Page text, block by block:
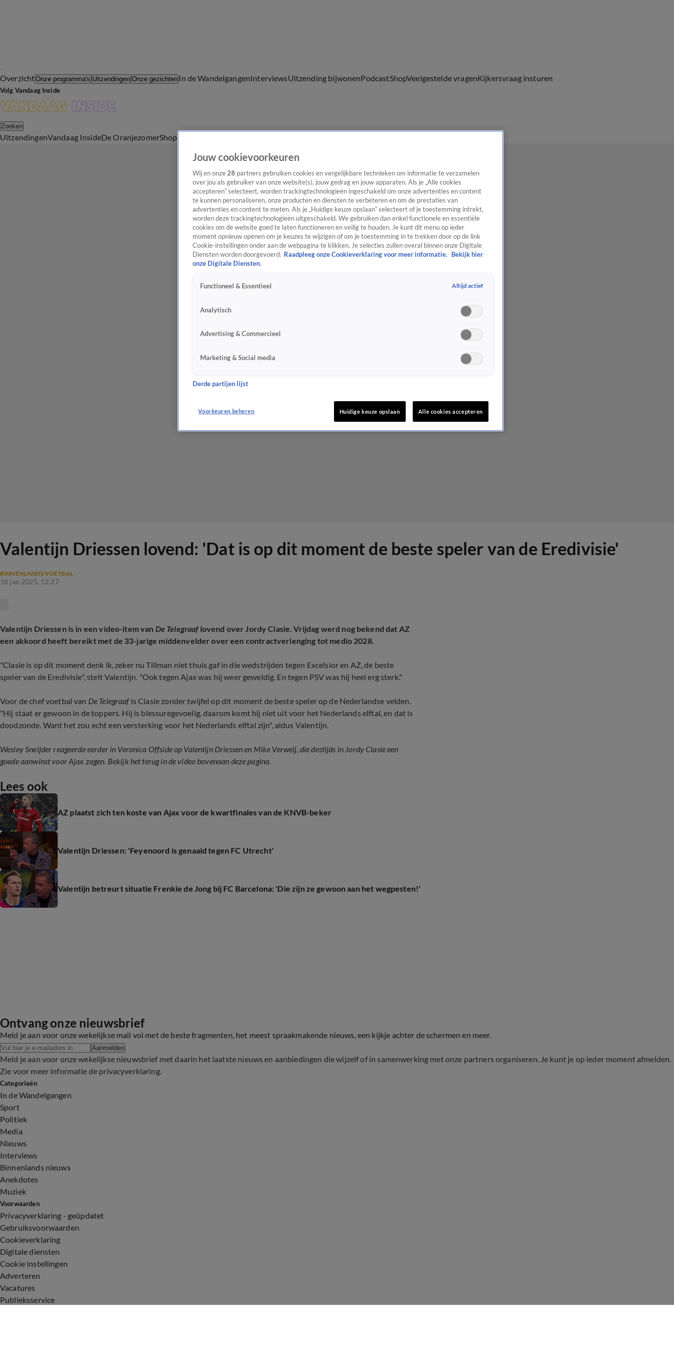
OverzichtOnze programma's Uitzendingen Onze gezichten In de WandelgangenInterviewsUitzending bijwonenPodcastShopVeelgestelde vragenKijkersvraag insturen
Volg Vandaag Inside
Zoeken
UitzendingenVandaag InsideDe OranjezomerShop
Valentijn Driessen lovend: 'Dat is op dit moment de beste speler van de Eredivisie'
BINNENLANDS VOETBAL
18 jan 2025, 12:27
Valentijn Driessen is in een video-item van De Telegraaflovend over Jordy Clasie. Vrijdag werd nog bekend dat AZ
een akkoord heeft bereikt met de 33-jarige middenvelder over een contractverlenging tot medio 2028.
"Clasie is op dit moment denk ik, zeker nu Tillman niet thuis gaf in die wedstrijden tegen Excelsior en AZ, de beste
speler van de Eredivisie", stelt Valentijn. "Ook tegen Ajax was hij weer geweldig. En tegen PSV was hij heel erg sterk."
Voor de chef voetbal van De Telegraafis Clasie zonder twijfel op dit moment de beste speler op de Nederlandse velden.
"Hij staat er gewoon in de toppers. Hij is blessuregevoelig, daarom komt hij niet uit voor het Nederlands elftal, en dat is
doodzonde. Want het zou echt een versterking voor het Nederlands elftal zijn", aldus Valentijn.
Wesley Sneijder reageerde eerder in Veronica Offside op Valentijn Driessen en Mike Verweij, die destijds in Jordy Clasie een
goede aanwinst voor Ajax zagen. Bekijk het terug in de video bovenaan deze pagina.
Lees ook
AZ plaatst zich ten koste van Ajax voor de kwartfinales van de KNVB-beker
Valentijn Driessen: 'Feyenoord is genaaid tegen FC Utrecht'
Valentijn betreurt situatie Frenkie de Jong bij FC Barcelona: 'Die zijn ze gewoon aan het wegpesten!'
Ontvang onze nieuwsbrief
Meld je aan voor onze wekelijkse mail vol met de beste fragmenten, het meest spraakmakende nieuws, een kijkje achter de schermen en meer.
Aanmelden
Meld je aan voor onze wekelijkse nieuwsbrief met daarin het laatste nieuws en aanbiedingen die wijzelf of in samenwerking met onze partners organiseren. Je kunt je op ieder moment afmelden.
Zie voor meer informatie de privacyverklaring.
Categorieën
In de Wandelgangen
Sport
Politiek
Media
Nieuws
Interviews
Binnenlands nieuws
Anekdotes
Muziek
Voorwaarden
Privacyverklaring - geüpdatet
Gebruiksvoorwaarden
Cookieverklaring
Digitale diensten
Cookie instellingen
Adverteren
Vacatures
Publieksservice
Jouw cookievoorkeuren
Wij en onze 28 partners gebruiken cookies en vergelijkbare technieken om informatie te verzamelen
over jou als gebruiker van onze website(s), jouw gedrag en jouw apparaten. Als je „Alle cookies
accepteren” selecteert, worden trackingtechnologieën ingeschakeld om onze advertenties en content
te kunnen personaliseren, onze producten en diensten te verbeteren en om de prestaties van
advertenties en content te meten. Als je „Huidige keuze opslaan” selecteert of je toestemming intrekt,
worden deze trackingtechnologieën uitgeschakeld. We gebruiken dan enkel functionele en essentiële
cookies om de website goed te laten functioneren en veilig te houden. Je kunt dit menu op ieder
moment opnieuw openen om je keuzes te wijzigen of om je toestemming in te trekken door op de link
Cookie-instellingen onder aan de webpagina te klikken. Je selecties zullen overal binnen onze Digitale
Diensten worden doorgevoerd. Raadpleeg onze Cookieverklaring voor meer informatie.
Bekijk hier
onze Digitale Diensten.
Functioneel & Essentieel Altijd actief
Analytisch
Advertising & Commercieel
Marketing & Social media
Derde partijen lijst
Voorkeuren beheren Huidige keuze opslaan Alle cookies accepteren